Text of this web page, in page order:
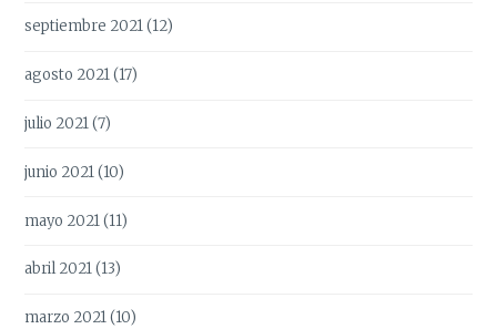
septiembre 2021(12)
agosto 2021(17)
julio 2021(7)
junio 2021(10)
mayo 2021(11)
abril 2021(13)
marzo 2021(10)